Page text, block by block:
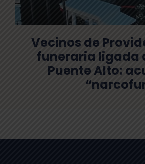
Vecinos de
funeraria ligada
Puente Alto: